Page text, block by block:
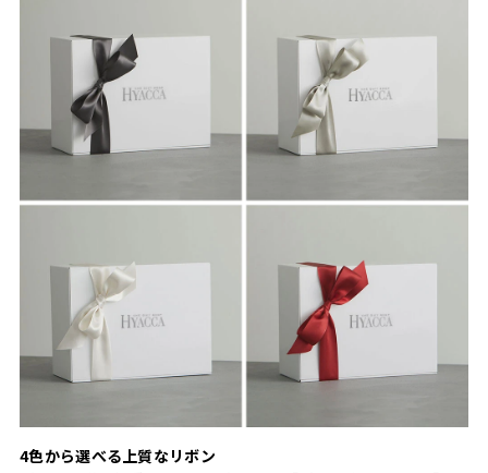
4色から選べる上質なリボン